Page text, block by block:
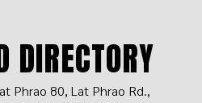
DIRECTORY
Phrao 80, Lat Phrao Rd.,